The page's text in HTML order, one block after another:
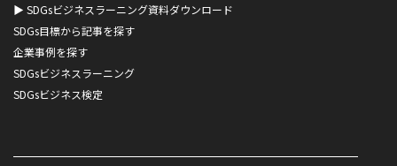
▶︎ SDGsビジネスラーニング資料ダウンロード
SDGs目標から記事を探す
企業事例を探す
SDGsビジネスラーニング
SDGsビジネス検定